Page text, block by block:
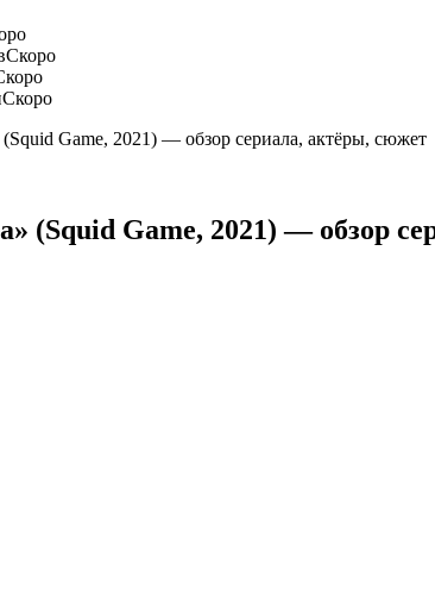
Скоро
Скоро
(Squid Game, 2021) — обзор